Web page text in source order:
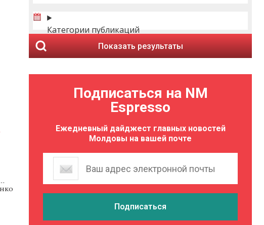
Категории публикаций
Показать результаты
Подписаться на NM
Espresso
Ежедневный дайджест главных новостей
Молдовы на вашей почте